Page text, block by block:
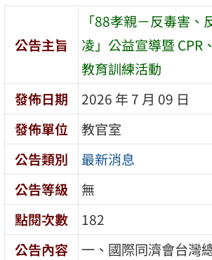
公告主旨
「88孝親－反毒害、
凌」公益宣導暨 CPR
教育訓練活動
發佈日期
2026 年 7 月 09 日
發佈單位
教官室
公告類別
最新消息
公告等級
無
點閱次數
182
公告內容
一、國際同濟會台灣